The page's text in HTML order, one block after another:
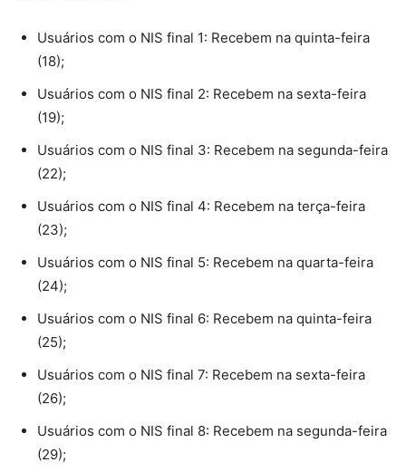
Usuários com o NIS final 1: Recebem na quinta-feira
(18);
Usuários com o NIS final 2: Recebem na sexta-feira
(19);
Usuários com o NIS final 3: Recebem na segunda-feira
(22);
Usuários com o NIS final 4: Recebem na terça-feira
(23);
Usuários com o NIS final 5: Recebem na quarta-feira
(24);
Usuários com o NIS final 6: Recebem na quinta-feira
(25);
Usuários com o NIS final 7: Recebem na sexta-feira
(26);
Usuários com o NIS final 8: Recebem na segunda-feira
(29);